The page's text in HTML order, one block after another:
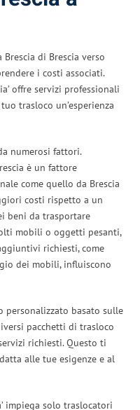
di Brescia verso
i costi associati.
offre servizi professionali
trasloco un’esperienza
numerosi fattori.
è un fattore
come quello da Brescia
costi rispetto a un
beni da trasportare
mobili o oggetti pesanti,
richiesti, come
dei mobili, influiscono
personalizzato basato sulle
pacchetti di trasloco
richiesti. Questo ti
alle tue esigenze e al
impiega solo traslocatori